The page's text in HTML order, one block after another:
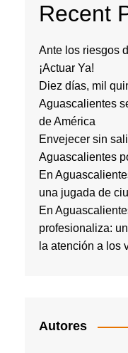
Recent
Ante los riesgos
¡Actuar Ya!
Diez días, mil
Aguascalientes
de América
Envejecer sin
Aguascalientes
En
una jugada de
En
profesionaliza:
la atención a los
Autores